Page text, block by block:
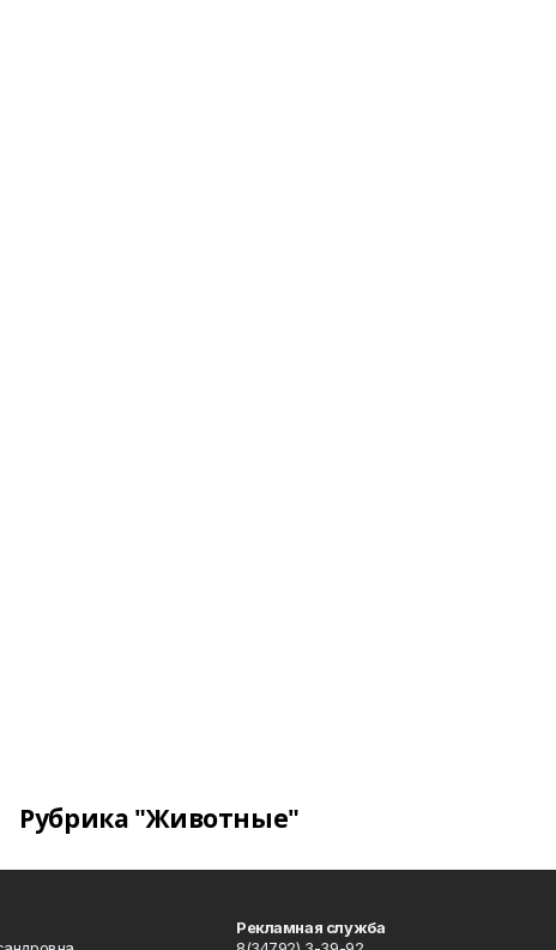
Рубрика "Животные"
Рекламная служба